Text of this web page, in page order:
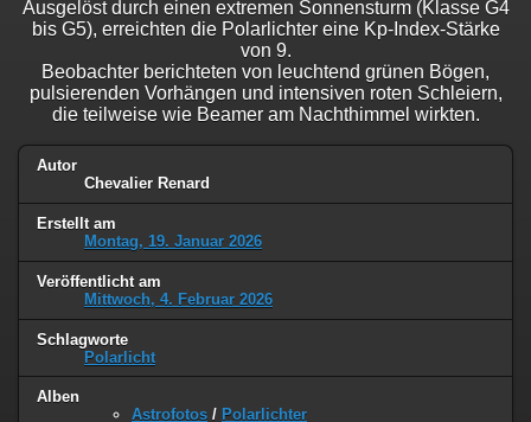
Ausgelöst durch einen extremen Sonnensturm (Klasse G4
bis G5), erreichten die Polarlichter eine Kp-Index-Stärke
von 9.
Beobachter berichteten von leuchtend grünen Bögen,
pulsierenden Vorhängen und intensiven roten Schleiern,
die teilweise wie Beamer am Nachthimmel wirkten.
Autor
Chevalier Renard
Erstellt am
Montag, 19. Januar 2026
Veröffentlicht am
Mittwoch, 4. Februar 2026
Schlagworte
Polarlicht
Alben
Astrofotos / Polarlichter